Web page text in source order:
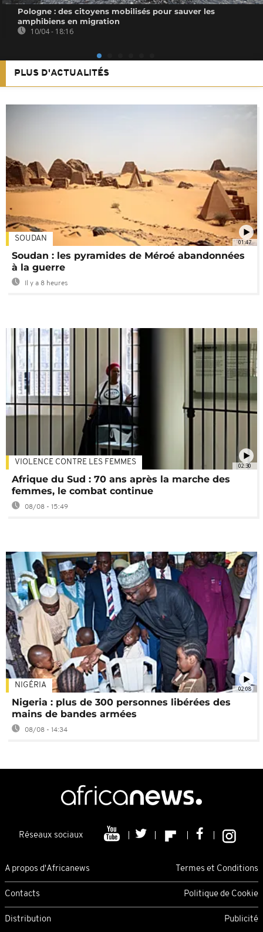
Pologne : des citoyens mobilisés pour sauver les
amphibiens en migration
10/04 - 18:16
PLUS D'ACTUALITÉS
01:47
SOUDAN
Soudan : les pyramides de Méroé abandonnées
à la guerre
Il y a 8 heures
02:30
VIOLENCE CONTRE LES FEMMES
Afrique du Sud : 70 ans après la marche des
femmes, le combat continue
08/08 - 15:49
02:08
NIGÉRIA
Nigeria : plus de 300 personnes libérées des
mains de bandes armées
08/08 - 14:34
Réseaux sociaux
A propos d'Africanews Termes et Conditions
Contacts Politique de Cookie
Distribution Publicité